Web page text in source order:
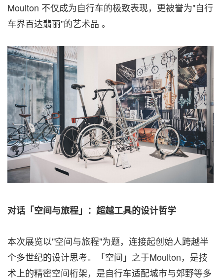
Moulton 不仅成为自行车的极致表现，更被誉为"自行
车界百达翡丽"的艺术品 。
对话「空间与旅程」：超越工具的设计哲学
本次展览以"空间与旅程"为题，连接起创始人跨越半
个多世纪的设计思考。「空间」之于Moulton，是技
术上的精密空间桁架，是自行车适配城市与郊野等多